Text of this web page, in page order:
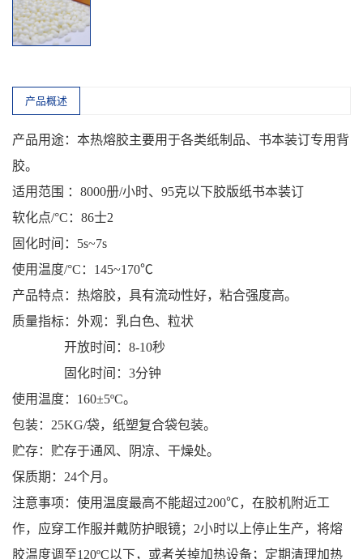
产品概述
产品用途：本热熔胶主要用于各类纸制品、书本装订专用背
胶。
适用范围 ：8000册/小时、95克以下胶版纸书本装订
软化点/°C：86士2
固化时间：5s~7s
使用温度/°C：145~170℃
产品特点：热熔胶，具有流动性好，粘合强度高。
质量指标：外观：乳白色、粒状
开放时间：8-10秒
固化时间：3分钟
使用温度：160±5ºC。
包装：25KG/袋，纸塑复合袋包装。
贮存：贮存于通风、阴凉、干燥处。
保质期：24个月。
注意事项：使用温度最高不能超过200℃，在胶机附近工
作，应穿工作服并戴防护眼镜；2小时以上停止生产，将熔
胶温度调至120ºC以下，或者关掉加热设备；定期清理加热